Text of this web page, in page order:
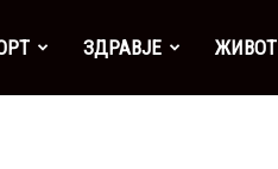
ЗДРАВЈЕ ЖИВОТ